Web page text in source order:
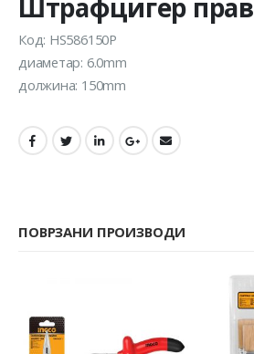
Штрафцигер прав
Код: HS586150P
диаметар: 6.0mm
должина: 150mm
ПОВРЗАНИ ПРОИЗВОДИ